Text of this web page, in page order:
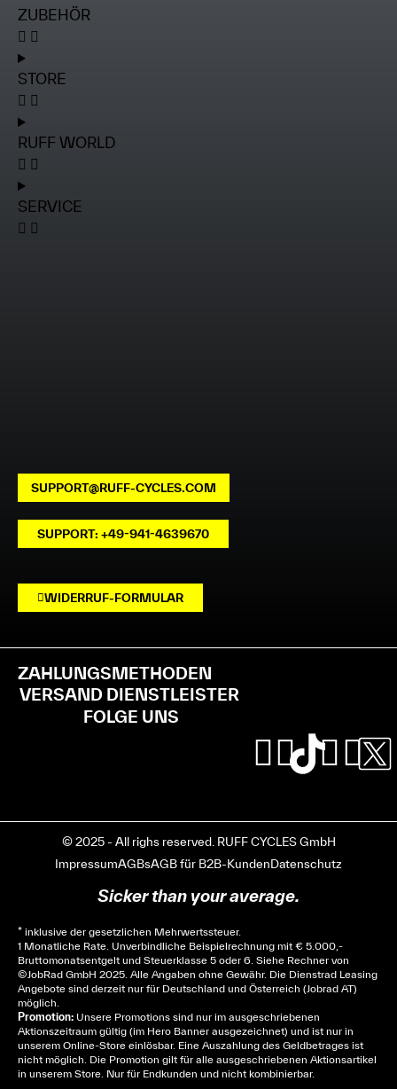
ZUBEHÖR
STORE
RUFF WORLD
SERVICE
SUPPORT@RUFF-CYCLES.COM
SUPPORT: +49-941-4639670
WIDERRUF-FORMULAR
ZAHLUNGSMETHODEN
VERSAND DIENSTLEISTER
FOLGE UNS
© 2025 - All righs reserved. RUFF CYCLES GmbH
ImpressumAGBsAGB für B2B-KundenDatenschutz
Sicker than your average.
* inklusive der gesetzlichen Mehrwertssteuer.
1 Monatliche Rate. Unverbindliche Beispielrechnung mit € 5.000,-
Bruttomonatsentgelt und Steuerklasse 5 oder 6. Siehe Rechner von
© JobRad GmbH 2025. Alle Angaben ohne Gewähr. Die Dienstrad Leasing
Angebote sind derzeit nur für Deutschland und Österreich (Jobrad AT)
möglich.
Promotion: Unsere Promotions sind nur im ausgeschriebenen
Aktionszeitraum gültig (im Hero Banner ausgezeichnet) und ist nur in
unserem Online-Store einlösbar. Eine Auszahlung des Geldbetrages ist
nicht möglich. Die Promotion gilt für alle ausgeschriebenen Aktionsartikel
in unserem Store. Nur für Endkunden und nicht kombinierbar.